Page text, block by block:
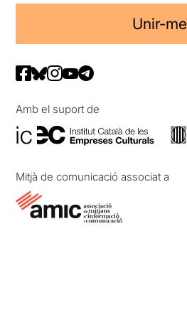
Unir-me
Amb el suport de
Mitjà de comunicació associat a